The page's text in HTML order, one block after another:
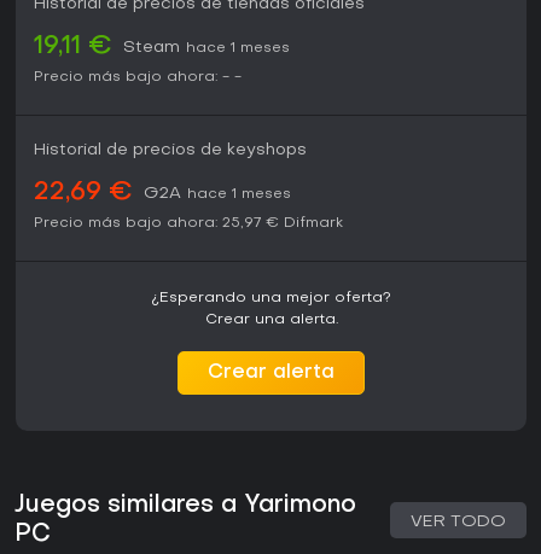
prueba para cualquier interesado en esta mezcla de
Historial de precios de tiendas oficiales
19,11 € Steam
hace 1 meses
Precio más bajo ahora: - -
Historial de precios de keyshops
22,69 € G2A hace 1 meses
Precio más bajo ahora: 25,97 € Difmark
¿Esperando una mejor oferta?
Crear una alerta.
Crear alerta
Juegos similares a Yarimono
PC
VER TODO